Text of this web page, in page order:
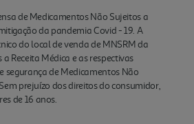
de Medicamentos Não Sujeitos a
da pandemia Covid - 19. A
do local de venda de MNSRM da
Receita Médica e as respectivas
segurança de Medicamentos Não
prejuízo dos direitos do consumidor,
de 16 anos.